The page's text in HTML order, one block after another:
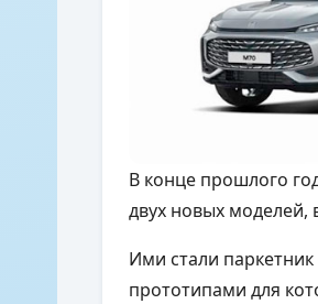
В конце прошлого
двух новых
Ими стали
прототипами для